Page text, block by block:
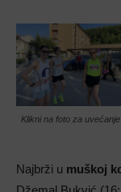
Klikni na foto za uvećanje
Najbrži u muškoj